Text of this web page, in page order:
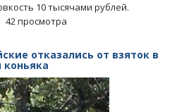
10 тысячами рублей.
42 просмотра
отказались от взяток в